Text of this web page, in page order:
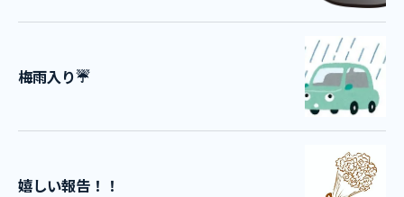
梅雨入り☔
嬉しい報告！！